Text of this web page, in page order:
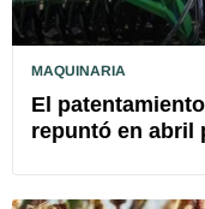
MAQUINARIA
El
repuntó en abril